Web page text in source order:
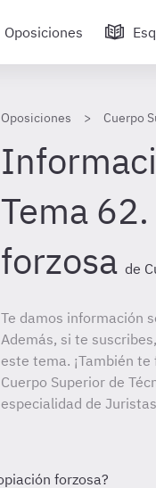
Oposiciones
Oposiciones Cuerpo
Tema
forzosa de
Te damos información
Además, si te
este tema. ¡También
Cuerpo Superior de
especialidad de